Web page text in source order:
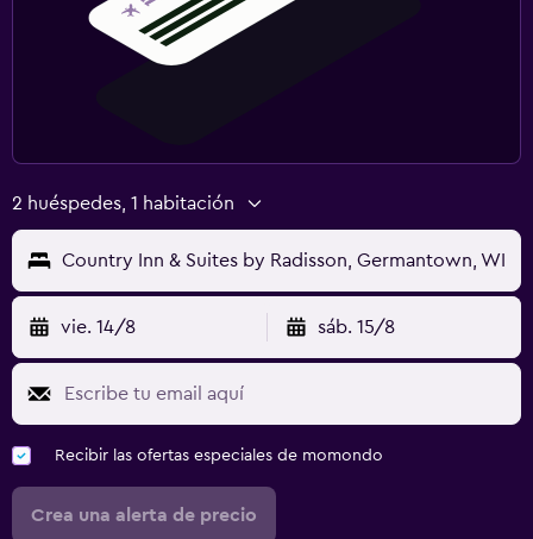
2 huéspedes, 1 habitación
Country Inn & Suites by Radisson, Germantown, WI
vie. 14/8 sáb. 15/8
Recibir las ofertas especiales de momondo
Crea una alerta de precio